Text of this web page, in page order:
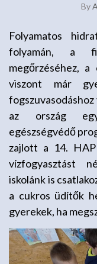
By
Folyamatos
folyamán, a
megőrzéséhez,
viszont már
az ország
egészségvédő
zajlott a 14.
vízfogyasztást
iskolánk is
a cukros üdítők
gyerekek, ha